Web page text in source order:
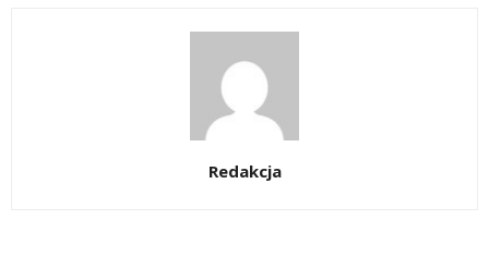
Redakcja